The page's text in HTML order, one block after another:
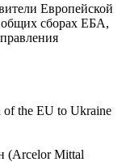
Европейской
сборах ЕБА,
the EU to Ukraine
(Arcelor Mittal